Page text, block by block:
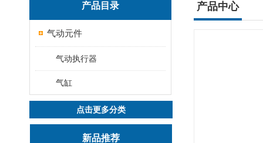
产品目录
气动元件
气动执行器
气缸
点击更多分类
新品推荐
产品中心